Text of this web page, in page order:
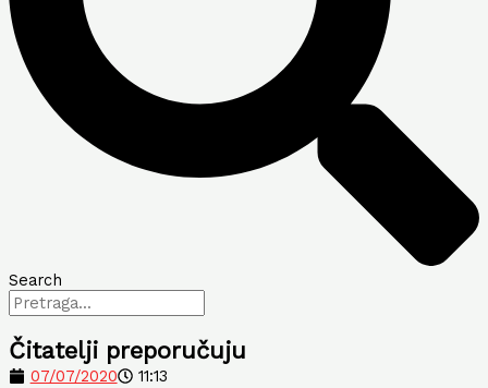
Search
Čitatelji preporučuju
07/07/2020
11:13